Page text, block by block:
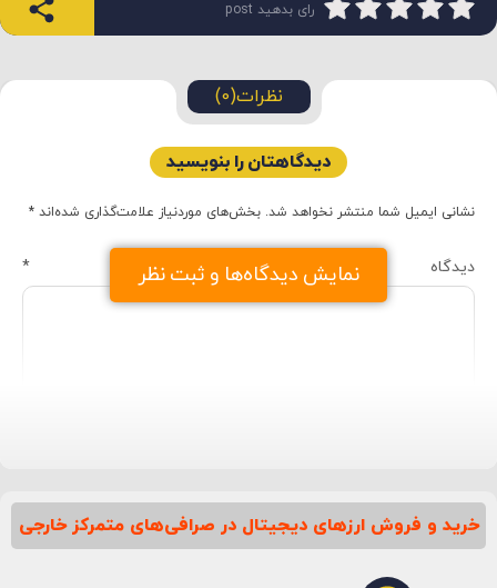
رای بدهید post
نمایش دیدگاه‌ها و ثبت نظر
نظرات(0)
دیدگاهتان را بنویسید
نشانی ایمیل شما منتشر نخواهد شد. بخش‌های موردنیاز علامت‌گذاری شده‌اند *
دیدگاه *
نام*
خرید و فروش ارزهای دیجیتال در صرافی‌های متمرکز خارجی